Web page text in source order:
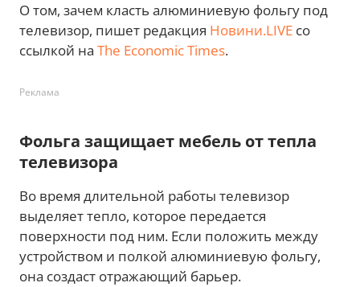
О том, зачем класть алюминиевую фольгу под
телевизор, пишет редакция Новини.LIVE со
ссылкой на The Economic Times.
Реклама
Фольга защищает мебель от тепла
телевизора
Во время длительной работы телевизор
выделяет тепло, которое передается
поверхности под ним. Если положить между
устройством и полкой алюминиевую фольгу,
она создаст отражающий барьер.